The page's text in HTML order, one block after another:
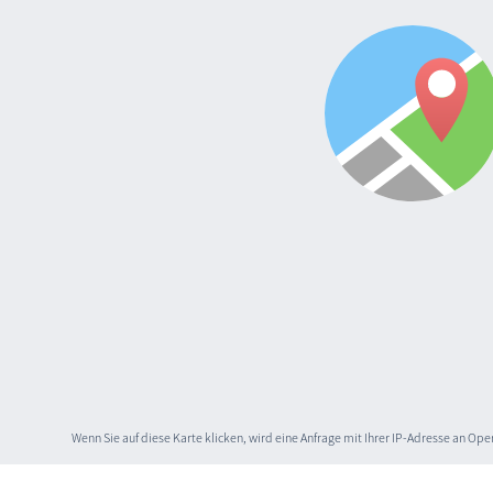
Wenn Sie auf diese Karte klicken, wird eine Anfrage mit Ihrer IP-Adresse an